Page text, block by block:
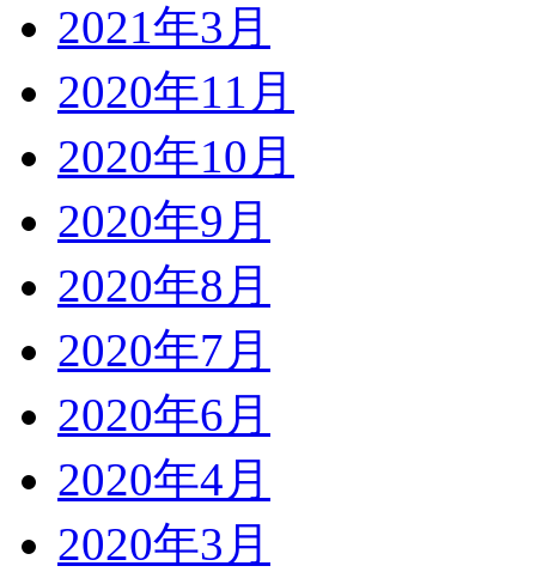
2021年3月
2020年11月
2020年10月
2020年9月
2020年8月
2020年7月
2020年6月
2020年4月
2020年3月